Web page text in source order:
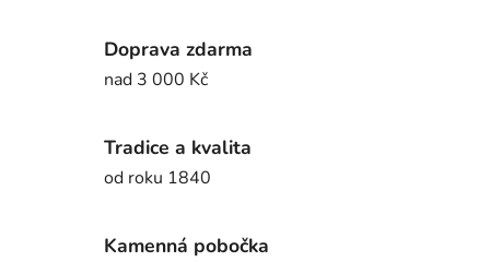
Doprava zdarma
nad 3 000 Kč
Tradice a kvalita
od roku 1840
Kamenná pobočka